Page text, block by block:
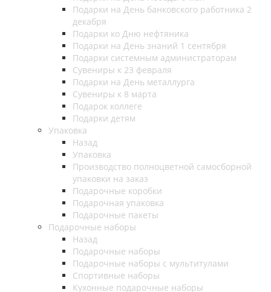
Подарки на День банковского работника 2
декабря
Подарки ко Дню нефтяника
Подарки на День знаний 1 сентября
Подарки системным администраторам
Сувениры к 23 февраля
Подарки на День металлурга
Сувениры к 8 марта
Подарок коллеге
Подарки детям
Упаковка
Назад
Упаковка
Производство полноцветной самосборной
упаковки на заказ
Подарочные коробки
Подарочная упаковка
Подарочные пакеты
Подарочные наборы
Назад
Подарочные наборы
Подарочные наборы с мультитулами
Спортивные наборы
Кухонные подарочные наборы